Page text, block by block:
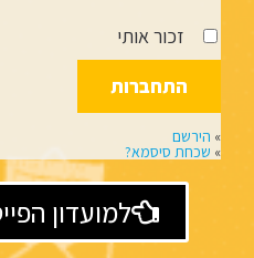
זכור אותי
» הירשם
» שכחת סיסמא?
למועדון